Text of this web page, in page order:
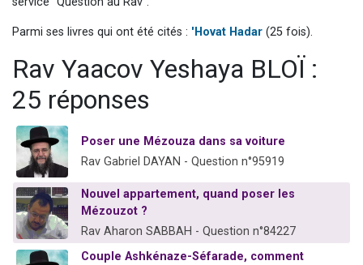
Il reste 49 places pour étudier en groupe sur Zoom
Ariel vient de donner son Maasser
Nathaniel vient de donner son Maasser
Parmi ses livres qui ont été cités : 'Hovat Hadar (25 fois).
Rav Yaacov Yeshaya BLOÏ :
25 réponses
Poser une Mézouza dans sa voiture
Rav Gabriel DAYAN - Question n°95919
Nouvel appartement, quand poser les
Mézouzot ?
Rav Aharon SABBAH - Question n°84227
Couple Ashkénaze-Séfarade, comment